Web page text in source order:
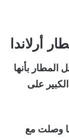
أرلاندا
بأنها
على
وصلت مع